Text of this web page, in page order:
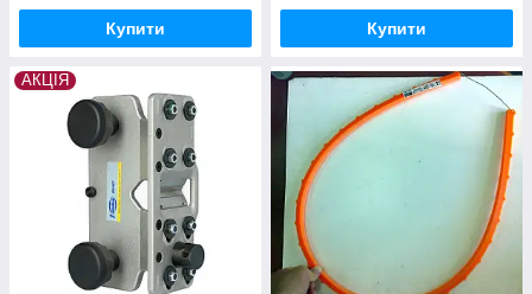
Купити Купити
АКЦІЯ